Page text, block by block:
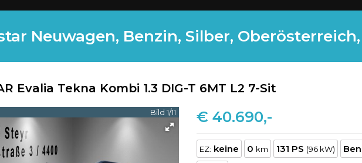
Neuwagen, Benzin, Silber, Oberösterreich,
Evalia Tekna Kombi 1.3 DIG-T 6MT L2 7-Sit
Bild 1/11 € 40.690,-
EZ: keine 0 km 131 PS (96 kW)